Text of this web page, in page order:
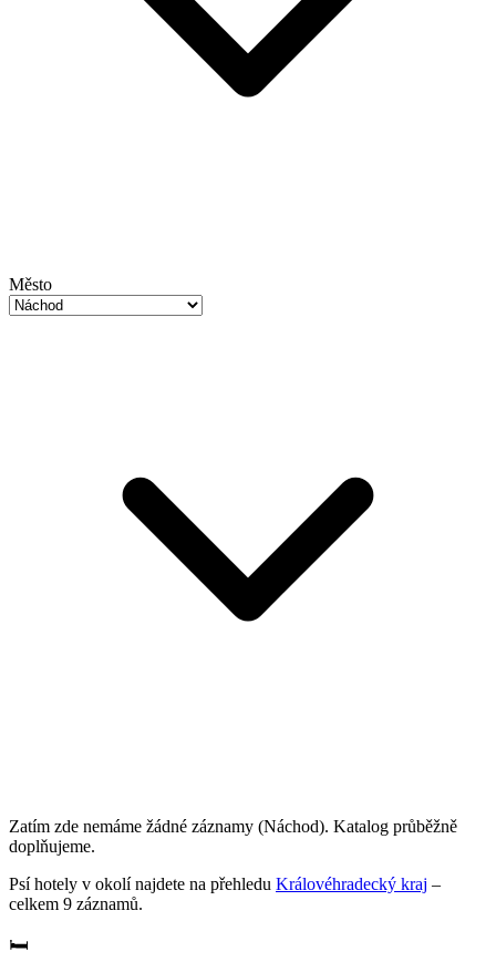
Město
Zatím zde nemáme žádné záznamy (Náchod). Katalog průběžně
doplňujeme.
Psí hotely v okolí najdete na přehledu Královéhradecký kraj –
celkem 9 záznamů.
🛏️